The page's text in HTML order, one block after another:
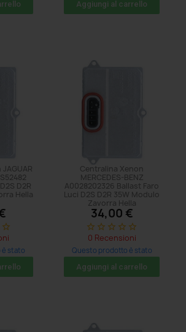
Aggiungi al carrello
D2R
Hella
star_border
stato
Centralina Xenon
MERCEDES-BENZ
A0028202326 Ballast Faro
Luci D2S D2R 35W Modulo
Zavorra Hella
34,00 €
star_border star_border star_border star_border star_border
0 Recensioni
Questo prodotto è stato
acquistato: 20 volte
Aggiungi al carrello